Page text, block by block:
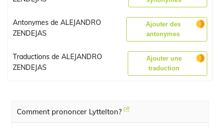
Antonymes de ALEJANDRO
ZENDEJAS
Ajouter des
antonymes
Traductions de ALEJANDRO
ZENDEJAS
Ajouter une
traduction
Comment prononcer Lyttelton?